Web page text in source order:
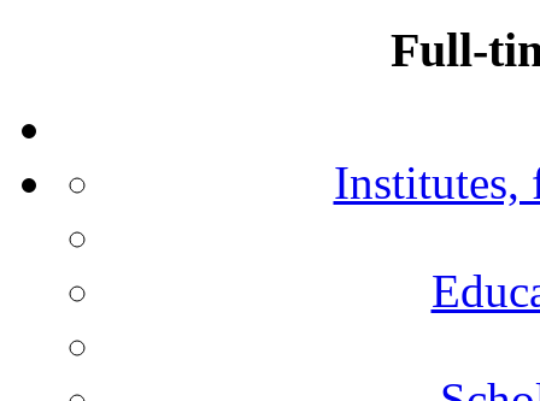
Full-
Institutes,